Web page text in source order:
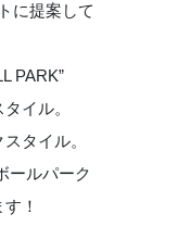
に提案して
PARK”
イル。
タイル。
ールパーク
！